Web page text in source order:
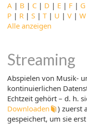
A | B | C | D | E | F | G
P | R | S | T | U | V | W
Alle anzeigen
Streaming
Abspielen von Musik-
kontinuierlichen
Echtzeit gehört – d. h.
Downloaden
) zuerst
gespeichert, um sie